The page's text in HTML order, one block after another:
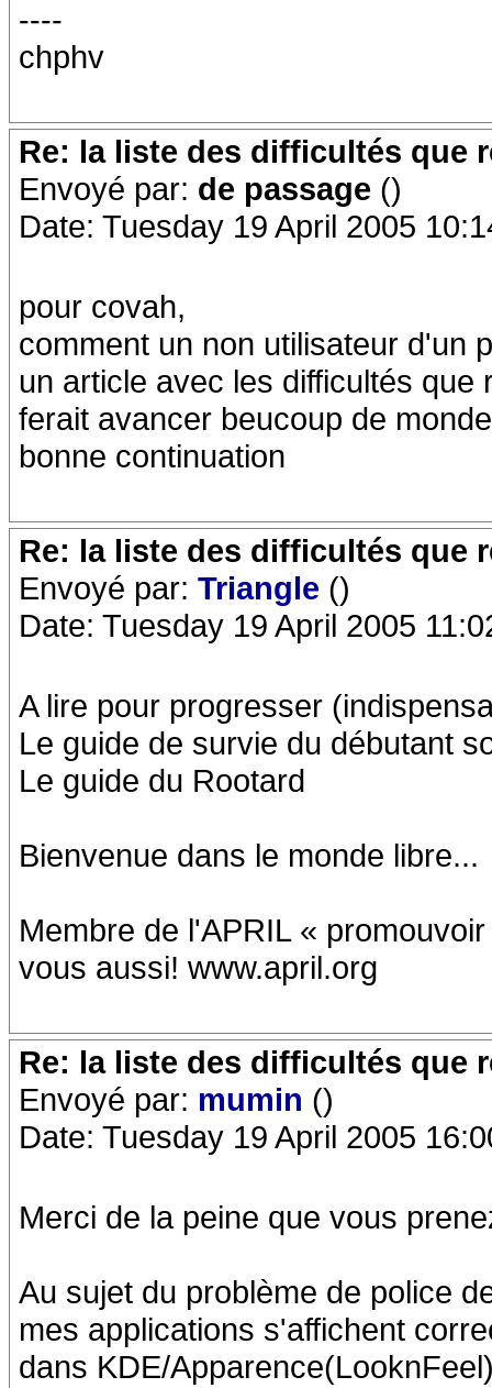
----
chphv
Re: la liste des difficultés que
Envoyé par: de passage ()
Date: Tuesday 19 April 2005
pour covah,
comment un non utilisateur d'un
un article avec les difficultés
ferait avancer beucoup de
bonne continuation
Re: la liste des difficultés que
Envoyé par: Triangle ()
Date: Tuesday 19 April 2005
A lire pour progresser
Le guide de survie du débutant
Le guide du Rootard
Bienvenue dans le monde libre...
Membre de l'APRIL «
vous aussi! www.april.org
Re: la liste des difficultés que
Envoyé par: mumin ()
Date: Tuesday 19 April 2005
Merci de la peine que vous
Au sujet du problème de police
mes applications s'affichent
dans KDE/